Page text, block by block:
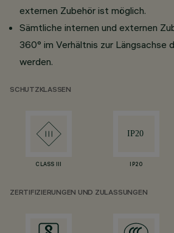
externen Zubehör ist möglich.
Sämtliche internen und externen
360° im Verhältnis zur Längsachse
werden.
SCHUTZKLASSEN
CLASS III IP20
ZERTIFIZIERUNGEN UND ZULASSUNGEN